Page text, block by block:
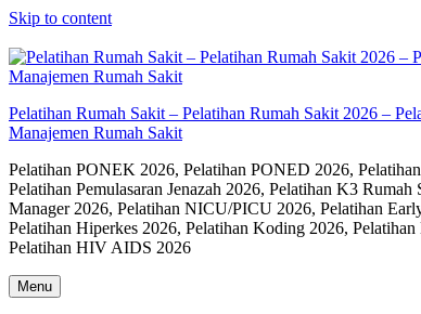
Skip to content
Pelatihan Rumah Sakit – Pelatihan Rumah Sakit 2026 –
Manajemen Rumah Sakit
Pelatihan PONEK 2026, Pelatihan PONED 2026,
Pelatihan Pemulasaran Jenazah 2026, Pelatihan K3
Manager 2026, Pelatihan NICU/PICU 2026, Pelatihan
Pelatihan Hiperkes 2026, Pelatihan Koding 2026,
Pelatihan HIV AIDS 2026
Menu